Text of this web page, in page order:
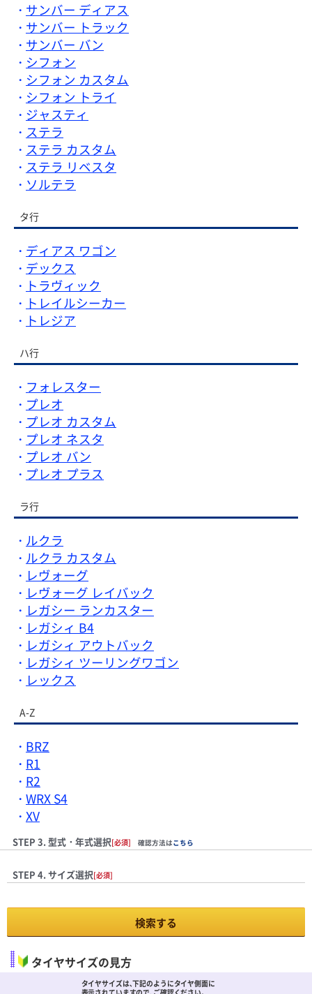
サンバー ディアス
サンバー トラック
サンバー バン
シフォン
シフォン カスタム
シフォン トライ
ジャスティ
ステラ
ステラ カスタム
ステラ リベスタ
ソルテラ
タ行
ディアス ワゴン
デックス
トラヴィック
トレイルシーカー
トレジア
ハ行
フォレスター
プレオ
プレオ カスタム
プレオ ネスタ
プレオ バン
プレオ プラス
ラ行
ルクラ
ルクラ カスタム
レヴォーグ
レヴォーグ レイバック
レガシー ランカスター
レガシィ B4
レガシィ アウトバック
レガシィ ツーリングワゴン
レックス
A-Z
BRZ
R1
R2
WRX S4
XV
STEP 3. 型式・年式選択[必須] 確認方法はこちら
STEP 4. サイズ選択[必須]
検索する
タイヤサイズの見方
タイヤサイズは､下記のようにタイヤ側面に